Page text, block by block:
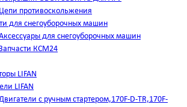
Цепи противоскольжения
для снегоуборочных машин
для снегоуборочных машин
КСМ24
LIFAN
LIFAN
с ручным стартером,170F-D-TR,170F-